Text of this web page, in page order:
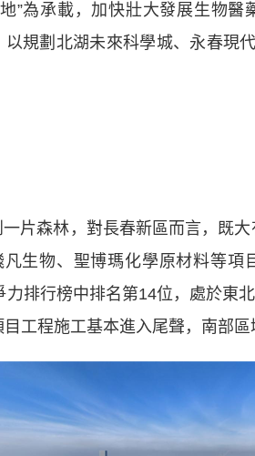
”為承載，加快壯大發展生物
規劃北湖未來科學城、永春現
森林，對長春新區而言，既大
生物、聖博瑪化學原材料等
排行榜中排名第14位，處於東
工程施工基本進入尾聲，南部區